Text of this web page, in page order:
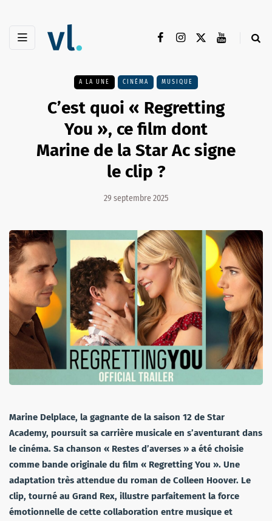
A LA UNE CINÉMA MUSIQUE
C’est quoi « Regretting
You », ce film dont
Marine de la Star Ac signe
le clip ?
29 septembre 2025
Marine Delplace, la gagnante de la saison 12 de Star
Academy, poursuit sa carrière musicale en s’aventurant dans
le cinéma. Sa chanson « Restes d’averses » a été choisie
comme bande originale du film « Regretting You ». Une
adaptation très attendue du roman de Colleen Hoover. Le
clip, tourné au Grand Rex, illustre parfaitement la force
émotionnelle de cette collaboration entre musique et